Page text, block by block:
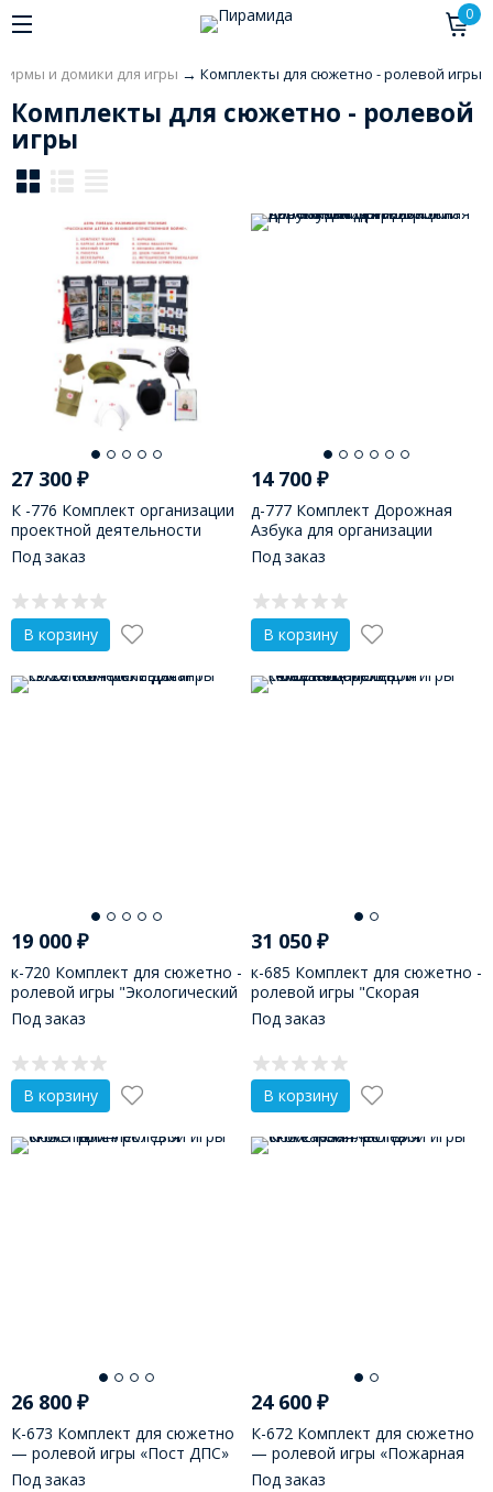
0
и домики для игры → Комплекты для сюжетно - ролевой игры
Комплекты для сюжетно - ролевой
игры
27 300 ₽
К -776 Комплект организации
проектной деятельности
День победы«Расскажем
детям о войне».
Под заказ
В корзину
14 700₽
д-777 Комплект Дорожная
Азбука для организации
проектной деятельности для
изучения правил дорожного
движ
Под заказ
В корзину
19 000 ₽
к-720 Комплект для сюжетно -
ролевой игры "Экологический
десант"
Под заказ
В корзину
31 050₽
к-685 Комплект для сюжетно -
ролевой игры "Скорая
помощь" ("Больница")
Под заказ
В корзину
26 800 ₽
К-673 Комплект для сюжетно
— ролевой игры «Пост ДПС»
Под заказ
24 600₽
К-672 Комплект для сюжетно
— ролевой игры «Пожарная
часть»
Под заказ